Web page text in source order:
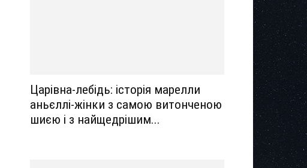
Царівна-лебідь: історія марелли
аньєллі-жінки з самою витонченою
шиєю і з найщедрішим...